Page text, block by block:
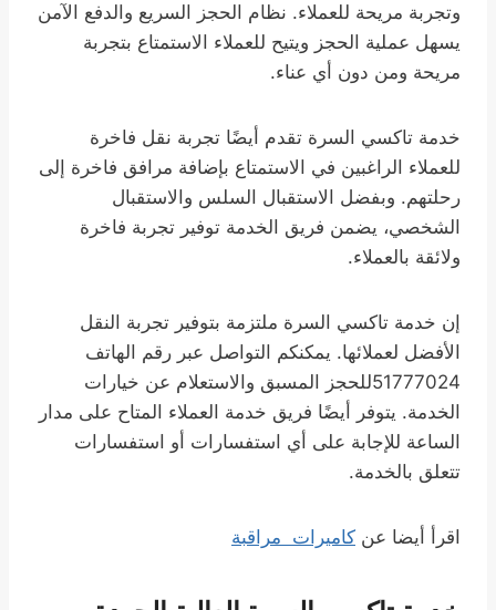
وتجربة مريحة للعملاء. نظام الحجز السريع والدفع الآمن
يسهل عملية الحجز ويتيح للعملاء الاستمتاع بتجربة
مريحة ومن دون أي عناء.
خدمة تاكسي السرة تقدم أيضًا تجربة نقل فاخرة
للعملاء الراغبين في الاستمتاع بإضافة مرافق فاخرة إلى
رحلتهم. وبفضل الاستقبال السلس والاستقبال
الشخصي، يضمن فريق الخدمة توفير تجربة فاخرة
ولائقة بالعملاء.
إن خدمة تاكسي السرة ملتزمة بتوفير تجربة النقل
الأفضل لعملائها. يمكنكم التواصل عبر رقم الهاتف
51777024للحجز المسبق والاستعلام عن خيارات
الخدمة. يتوفر أيضًا فريق خدمة العملاء المتاح على مدار
الساعة للإجابة على أي استفسارات أو استفسارات
تتعلق بالخدمة.
اقرأ أيضا عن كاميرات مراقبة